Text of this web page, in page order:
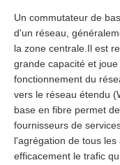
Un commutateur de
d'un réseau,
la zone centrale.Il est
grande capacité et
fonctionnement du
vers le réseau étendu
base en fibre permet
fournisseurs de
l'agrégation de tous
efficacement le trafic